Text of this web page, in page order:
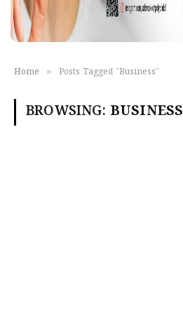
Home » Posts Tagged "Business"
BROWSING: BUSINESS